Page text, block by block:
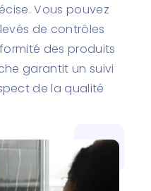
Vous pouvez
de contrôles
des produits
garantit un suivi
de la qualité